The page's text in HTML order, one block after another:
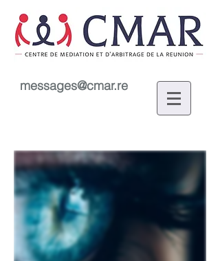
messages@cmar.re